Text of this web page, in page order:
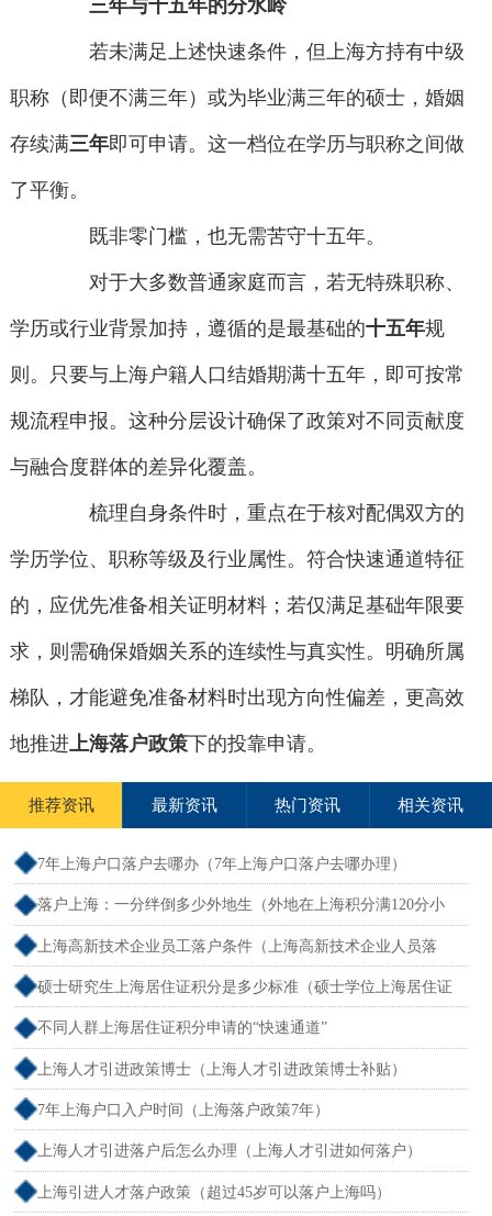
三年与十五年的分水岭
若未满足上述快速条件，但上海方持有中级
职称（即便不满三年）或为毕业满三年的硕士，婚姻
存续满三年即可申请。这一档位在学历与职称之间做
了平衡。
既非零门槛，也无需苦守十五年。
对于大多数普通家庭而言，若无特殊职称、
学历或行业背景加持，遵循的是最基础的十五年规
则。只要与上海户籍人口结婚期满十五年，即可按常
规流程申报。这种分层设计确保了政策对不同贡献度
与融合度群体的差异化覆盖。
梳理自身条件时，重点在于核对配偶双方的
学历学位、职称等级及行业属性。符合快速通道特征
的，应优先准备相关证明材料；若仅满足基础年限要
求，则需确保婚姻关系的连续性与真实性。明确所属
梯队，才能避免准备材料时出现方向性偏差，更高效
地推进上海落户政策下的投靠申请。
推荐资讯 最新资讯 热门资讯 相关资讯
7年上海户口落户去哪办（7年上海户口落户去哪办理）
落户上海：一分绊倒多少外地生（外地在上海积分满120分小
孩可以考上海大学吗）
上海高新技术企业员工落户条件（上海高新技术企业人员落
户）
硕士研究生上海居住证积分是多少标准（硕士学位上海居住证
积分）
不同人群上海居住证积分申请的“快速通道”
上海人才引进政策博士（上海人才引进政策博士补贴）
7年上海户口入户时间（上海落户政策7年）
上海人才引进落户后怎么办理（上海人才引进如何落户）
上海引进人才落户政策（超过45岁可以落户上海吗）